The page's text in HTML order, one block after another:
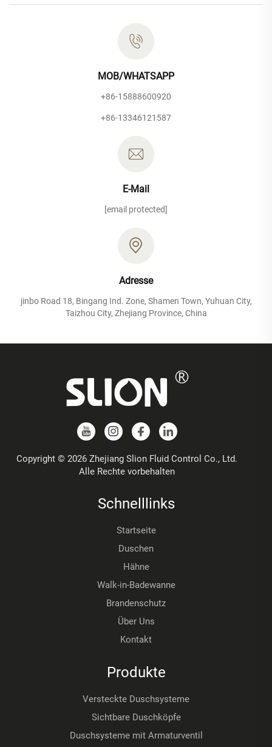
MOB/WHATSAPP
+86-15888600920
+86-13346121587
E-Mail
[email protected]
Adresse
jinbo Road 18, Bingang Ind. Zone, Shamen Town, Yuhuan City,
Taizhou City, Zhejiang Province, China
Copyright © 2026 Zhejiang Slion Fluid Control Co., Ltd.
Alle Rechte vorbehalten
Schnelllinks
Startseite
Duschen
Hähne
Walk-in-Badewanne
Brandenschutz
Über Uns
Kontakt
Produkte
Versteckte Duschsysteme
Sichtbare Duschköpfe
Duschsysteme mit Armaturventil